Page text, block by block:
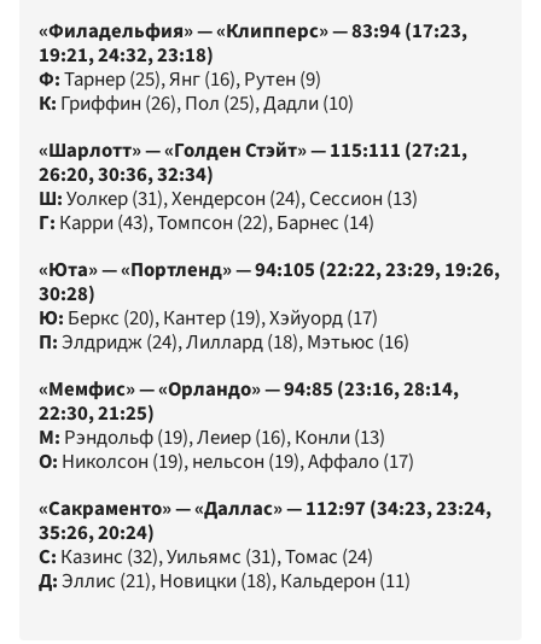
«Филадельфия» — «Клипперс» — 83:94 (17:23,
19:21, 24:32, 23:18)
Ф:Тарнер (25), Янг (16), Рутен (9)
К: Гриффин (26), Пол (25), Дадли (10)
«Шарлотт» — «Голден Стэйт» — 115:111 (27:21,
26:20, 30:36, 32:34)
Ш:Уолкер (31), Хендерсон (24), Сессион (13)
Г: Карри (43), Томпсон (22), Барнес (14)
«Юта» — «Портленд» — 94:105 (22:22, 23:29, 19:26,
30:28)
Ю: Беркс (20), Кантер (19), Хэйуорд (17)
П:Элдридж (24), Лиллард (18), Мэтьюс (16)
«Мемфис» — «Орландо» — 94:85 (23:16, 28:14,
22:30, 21:25)
М: Рэндольф (19), Леиер (16), Конли (13)
О: Николсон (19), нельсон (19), Аффало (17)
«Сакраменто» — «Даллас» — 112:97 (34:23, 23:24,
35:26, 20:24)
С: Казинс (32), Уильямс (31), Томас (24)
Д:Эллис (21), Новицки (18), Кальдерон (11)